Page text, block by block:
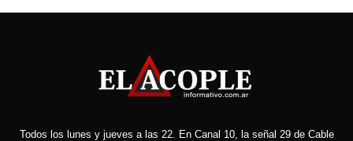
Todos los lunes y jueves a las 22. En Canal 10, la señal 29 de Cable